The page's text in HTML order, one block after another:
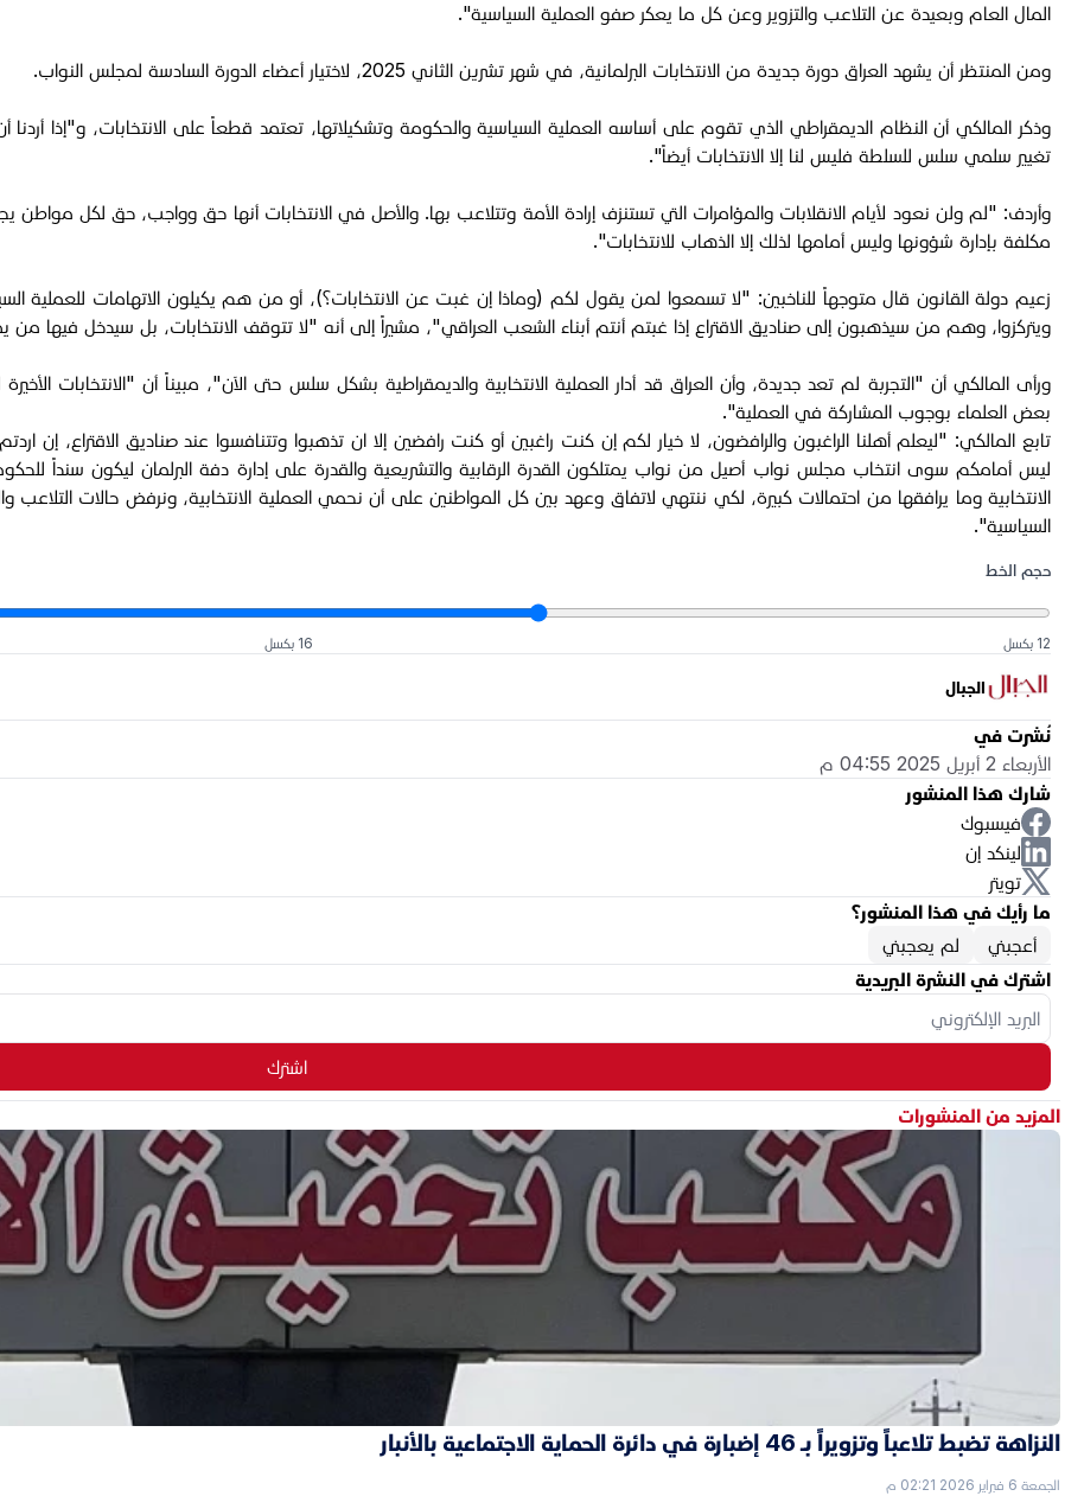
المال العام وبعيدة عن التلاعب والتزوير وعن كل ما يعكر صفو العملية السياسية".
ومن المنتظر أن يشهد العراق دورة جديدة من الانتخابات البرلمانية، في شهر تشرين الثاني 2025، لاختيار أعضاء الدورة السادسة لمجلس النواب.
وذكر المالكي أن النظام الديمقراطي الذي تقوم على أساسه العملية السياسية والحكومة وتشكيلاتها، تعتمد قطعاً على الانتخابات، و"إذا أردنا
تغيير سلمي سلس للسلطة فليس لنا إلا الانتخابات أيضاً".
وأردف: "لم ولن نعود لأيام الانقلابات والمؤامرات التي تستنزف إرادة الأمة وتتلاعب بها. والأصل في الانتخابات أنها حق وواجب، حق لكل
مكلفة بإدارة شؤونها وليس أمامها لذلك إلا الذهاب للانتخابات".
زعيم دولة القانون قال متوجهاً للناخبين: "لا تسمعوا لمن يقول لكم (وماذا إن غبت عن الانتخابات؟)، أو من هم يكيلون الاتهامات للعملية
ويتركزوا، وهم من سيذهبون إلى صناديق الاقتراع إذا غبتم أنتم أبناء الشعب العراقي"، مشيراً إلى أنه "لا تتوقف الانتخابات، بل سيدخل فيها من
ورأى المالكي أن "التجربة لم تعد جديدة، وأن العراق قد أدار العملية الانتخابية والديمقراطية بشكل سلس حتى الآن"، مبيناً أن
بعض العلماء بوجوب المشاركة في العملية".
تابع المالكي: "ليعلم أهلنا الراغبون والرافضون، لا خيار لكم إن كنت راغبين أو كنت رافضين إلا ان تذهبوا وتتنافسوا عند صناديق الاقتراع، إن اردتم
ليس أمامكم سوى انتخاب مجلس نواب أصيل من نواب يمتلكون القدرة الرقابية والتشريعية والقدرة على إدارة دفة البرلمان ليكون سنداً
الانتخابية وما يرافقها من احتمالات كبيرة، لكي ننتهي لاتفاق وعهد بين كل المواطنين على أن نحمي العملية الانتخابية، ونرفض حالات التلاعب
السياسية".
حجم الخط
12 بكسل 16 بكسل
الجبال
نُشرت في
الأربعاء 2 أبريل 2025 04:55 م
شارك هذا المنشور
فيسبوك
لينكد إن
تويتر
ما رأيك في هذا المنشور؟
أعجبني
لم يعجبني
اشترك في النشرة البريدية
اشترك
المزيد من المنشورات
النزاهة تضبط تلاعباً وتزويراً بـ 46 إضبارة في دائرة الحماية الاجتماعية بالأنبار
الجمعة 6 فبراير 2026 02:21 م